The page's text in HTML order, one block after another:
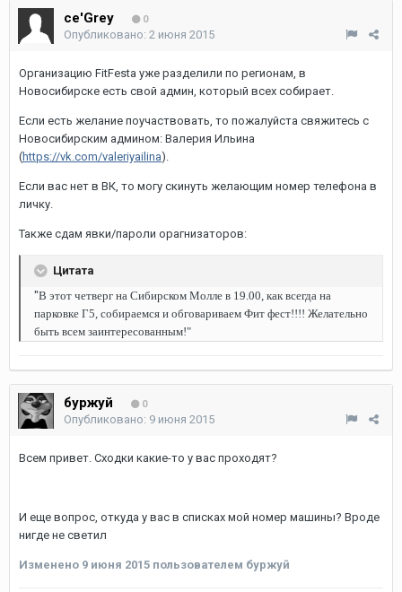
ce'Grey 0
Опубликовано: 2 июня 2015
Организацию FitFesta уже разделили по регионам, в
Новосибирске есть свой админ, который всех собирает.
Если есть желание поучаствовать, то пожалуйста свяжитесь с
Новосибирским админом: Валерия Ильина
(https://vk.com/valeriyailina).
Если вас нет в ВК, то могу скинуть желающим номер телефона в
личку.
Также сдам явки/пароли орагнизаторов:
Цитата
"В этот четверг на Сибирском Молле в 19.00, как всегда на
парковке Г5, собираемся и обговариваем Фит фест!!!! Желательно
быть всем заинтересованным!"
буржуй 0
Опубликовано: 9 июня 2015
Всем привет. Сходки какие-то у вас проходят?
И еще вопрос, откуда у вас в списках мой номер машины? Вроде
нигде не светил
Изменено 9 июня 2015 пользователем буржуй